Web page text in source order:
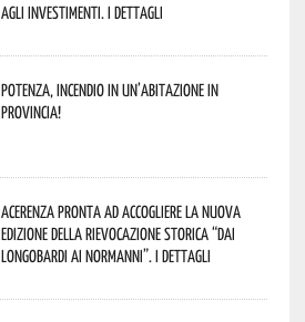
agli investimenti. I dettagli
Potenza, incendio in un’abitazione in
provincia!
Acerenza pronta ad accogliere la nuova
edizione della rievocazione storica “Dai
Longobardi ai Normanni”. I dettagli